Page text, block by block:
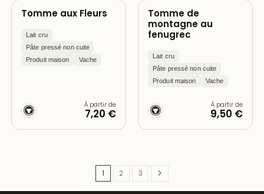
Tomme aux Fleurs
Lait cru
Pâte pressé non cuite
Produit maison
Vache
À partir de
7,20 €
Tomme de
montagne au
fenugrec
Lait cru
Pâte pressé non cuite
Produit maison
Vache
À partir de
9,50 €
1 2 3